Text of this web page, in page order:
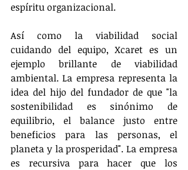
espíritu organizacional.
Así como la viabilidad social
cuidando del equipo, Xcaret es un
ejemplo brillante de viabilidad
ambiental. La empresa representa la
idea del hijo del fundador de que "la
sostenibilidad es sinónimo de
equilibrio, el balance justo entre
beneficios para las personas, el
planeta y la prosperidad". La empresa
es recursiva para hacer que los